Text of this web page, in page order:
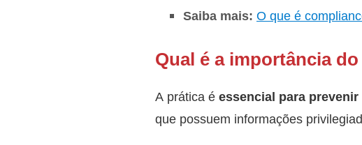
Saiba mais: O que é
Qual é a importância
A prática é essencial para
que possuem informações